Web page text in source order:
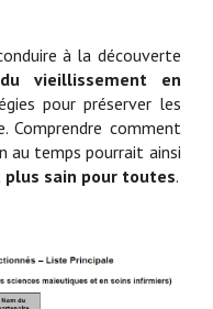
à la découverte
vieillissement en
pour préserver les
Comprendre comment
au temps pourrait ainsi
sain pour toutes.